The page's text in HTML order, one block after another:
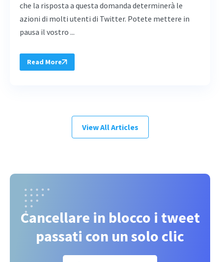
che la risposta a questa domanda determinerà le
azioni di molti utenti di Twitter. Potete mettere in
pausa il vostro ...
Read More
View All Articles
Cancellare in blocco i tweet
passati con un solo clic